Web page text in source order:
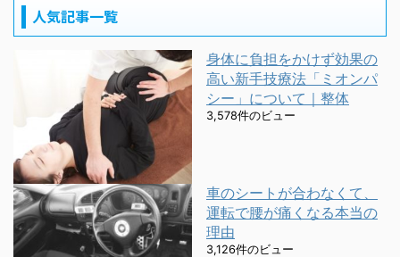
人気記事一覧
身体に負担をかけず効果の
高い新手技療法「ミオンパ
シー」について｜整体
3,578件のビュー
車のシートが合わなくて、
運転で腰が痛くなる本当の
理由
3,126件のビュー